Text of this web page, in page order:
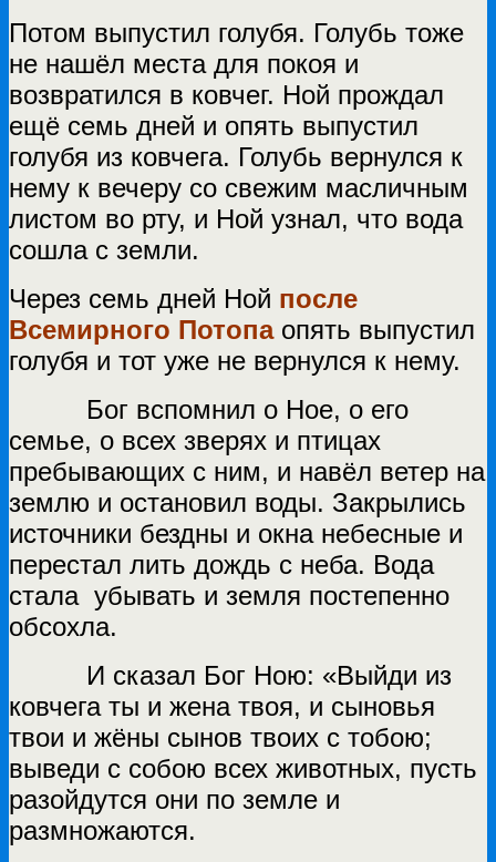
Потом выпустил голубя. Голубь тоже
не нашёл места для покоя и
возвратился в ковчег. Ной прождал
ещё семь дней и опять выпустил
голубя из ковчега. Голубь вернулся к
нему к вечеру со свежим масличным
листом во рту, и Ной узнал, что вода
сошла с земли.
Через семь дней Ной после
Всемирного Потопаопять выпустил
голубя и тот уже не вернулся к нему.
Бог вспомнил о Ное, о его
семье, о всех зверях и птицах
пребывающих с ним, и навёл ветер на
землю и остановил воды. Закрылись
источники бездны и окна небесные и
перестал лить дождь с неба. Вода
стала убывать и земля постепенно
обсохла.
И сказал Бог Ною: «Выйди из
ковчега ты и жена твоя, и сыновья
твои и жёны сынов твоих с тобою;
выведи с собою всех животных, пусть
разойдутся они по земле и
размножаются.